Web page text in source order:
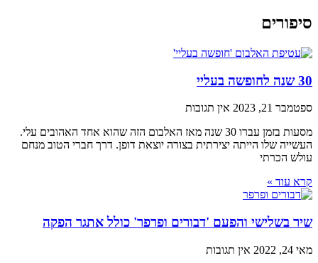
סיפורים
30 שנה לחופשה בעליי
ספטמבר 21, 2023
אין תגובות
מסעות בזמן עברו 30 שנה מאז האלבום הזה שהוא אחד האהובים עלי.
העשייה שלו הייתה יצירתית בצורה יוצאת דופן. דרך חברי הטוב מנחם
עולש הכרתי
קרא עוד »
שיר בשלישי והפעם 'דבורים ופרפר' כולל אתגר הפקה
מאי 24, 2022
אין תגובות